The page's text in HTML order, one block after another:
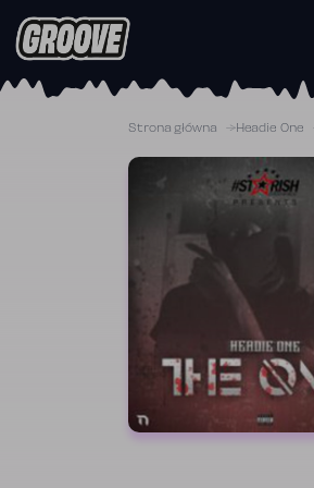
Przejdź
do
treści
Strona główna Headie One